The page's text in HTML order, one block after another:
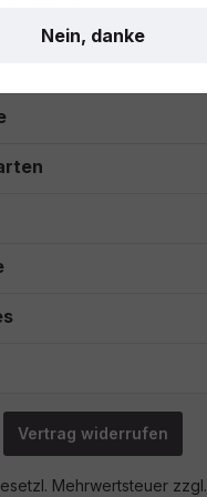
Vertrag widerrufen
Mehrwertsteuer zzgl.
Nein, danke